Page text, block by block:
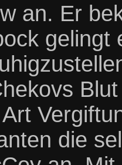
an. Er
gelingt
die